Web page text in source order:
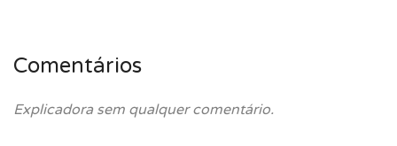
Comentários
Explicadora sem qualquer comentário.